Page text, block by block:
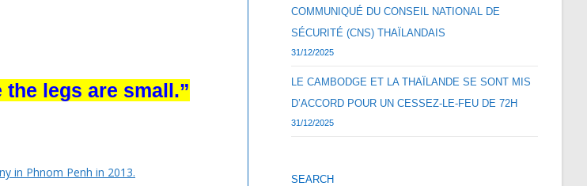
legs are small.”
COMMUNIQUÉ DU CONSEIL NATIONAL DE
SÉCURITÉ (CNS) THAÏLANDAIS
31/12/2025
LE CAMBODGE ET LA THAÏLANDE SE SONT MIS
D’ACCORD POUR UN CESSEZ-LE-FEU DE 72H
31/12/2025
SEARCH